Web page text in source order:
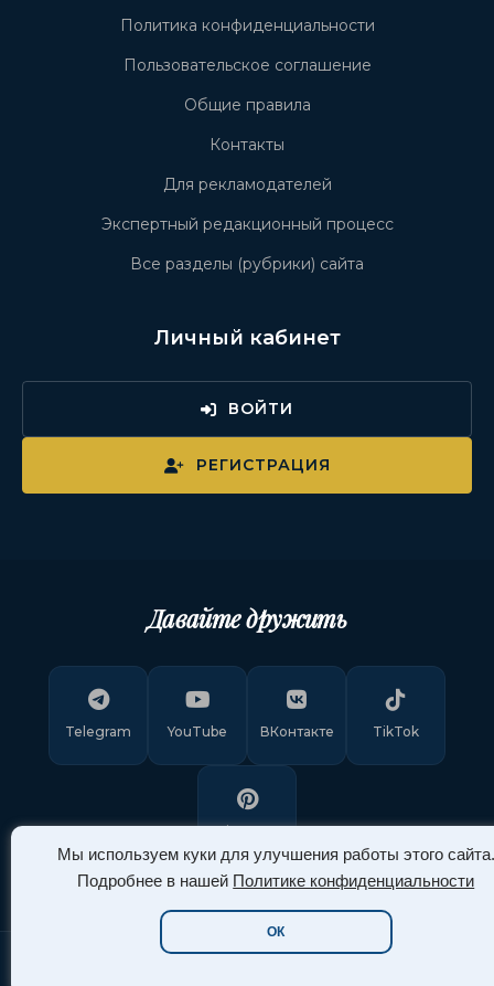
Мы используем куки для улучшения работы этого сайта.
Подробнее в нашей Политике конфиденциальности
ОК
Политика конфиденциальности
Пользовательское соглашение
Общие правила
Контакты
Для рекламодателей
Экспертный редакционный процесс
Все разделы (рубрики) сайта
Личный кабинет
ВОЙТИ
РЕГИСТРАЦИЯ
Давайте дружить
Telegram YouTube ВКонтакте TikTok
Pinterest